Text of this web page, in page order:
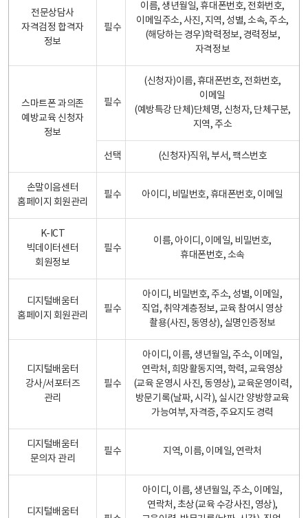
전문상담사
자격검정 합격자
정보
필수
이름, 생년월일, 휴대폰번호, 전화번호,
이메일주소, 사진, 지역, 성별, 소속, 주소,
(해당하는 경우)학력정보, 경력정보,
자격정보
스마트폰 과의존
예방교육 신청자
정보
필수
(신청자)이름, 휴대폰번호, 전화번호,
이메일
(예방특강 단체)단체명, 신청자, 단체구분,
지역, 주소
선택 (신청자)직위, 부서, 팩스번호
손말이음센터
홈페이지 회원관리
필수 아이디, 비밀번호, 휴대폰번호, 이메일
K-ICT
빅데이터센터
회원정보
필수
이름, 아이디, 이메일, 비밀번호,
휴대폰번호, 소속
디지털배움터
홈페이지 회원관리
필수
아이디, 비밀번호, 주소, 성별, 이메일,
직업, 취약계층정보, 교육 참여시 영상
촬용(사진, 동영상), 실명인증정보
디지털배움터
강사/서포터즈
관리
필수
아이디, 이름, 생년월일, 주소, 이메일,
연락처, 희망활동지역, 학력, 교육영상
(교육 운영시 사진, 동영상), 교육운영이력,
방문기록(날짜, 시각), 실시간 양방향교육
가능여부, 자격증, 주요지도 경력
디지털배움터
문의자 관리
필수 지역, 이름, 이메일, 연락처
디지털배움터
아이디, 이름, 생년월일, 주소, 이메일,
연락처, 초상(교육 수강사진, 영상),